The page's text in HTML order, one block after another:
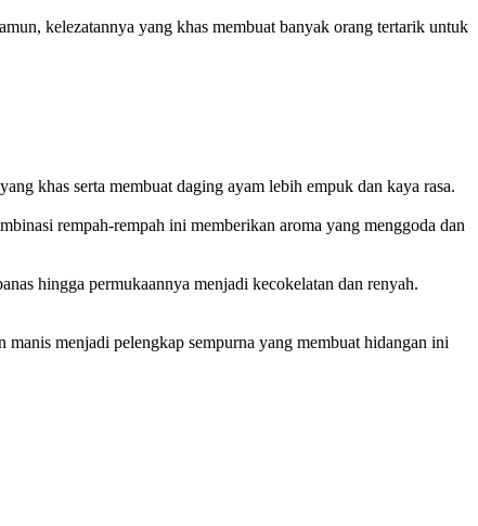
kelezatannya yang khas membuat banyak orang tertarik untuk
khas serta membuat daging ayam lebih empuk dan kaya rasa.
rempah-rempah ini memberikan aroma yang menggoda dan
hingga permukaannya menjadi kecokelatan dan renyah.
menjadi pelengkap sempurna yang membuat hidangan ini